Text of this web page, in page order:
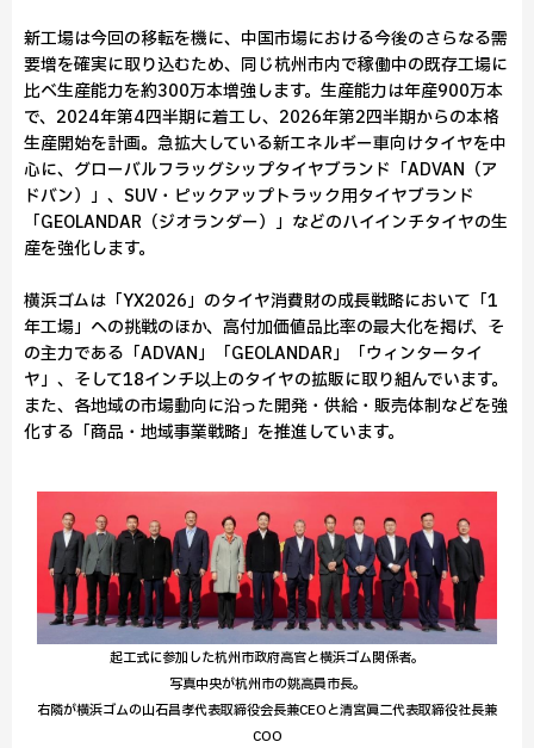
新工場は今回の移転を機に、中国市場における今後のさらなる需
要増を確実に取り込むため、同じ杭州市内で稼働中の既存工場に
比べ生産能力を約300万本増強します。生産能力は年産900万本
で、2024年第4四半期に着工し、2026年第2四半期からの本格
生産開始を計画。急拡大している新エネルギー車向けタイヤを中
心に、グローバルフラッグシップタイヤブランド「ADVAN（ア
ドバン）」、SUV・ピックアップトラック用タイヤブランド
「GEOLANDAR（ジオランダー）」などのハイインチタイヤの生
産を強化します。
横浜ゴムは「YX2026」のタイヤ消費財の成長戦略において「1
年工場」への挑戦のほか、高付加価値品比率の最大化を掲げ、そ
の主力である「ADVAN」「GEOLANDAR」「ウィンタータイ
ヤ」、そして18インチ以上のタイヤの拡販に取り組んでいます。
また、各地域の市場動向に沿った開発・供給・販売体制などを強
化する「商品・地域事業戦略」を推進しています。
起工式に参加した杭州市政府高官と横浜ゴム関係者。
写真中央が杭州市の姚高員市長。
右隣が横浜ゴムの山石昌孝代表取締役会長兼CEOと清宮眞二代表取締役社長兼
COO